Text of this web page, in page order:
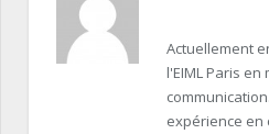
Actuellement
l'EIML Paris
expérience en